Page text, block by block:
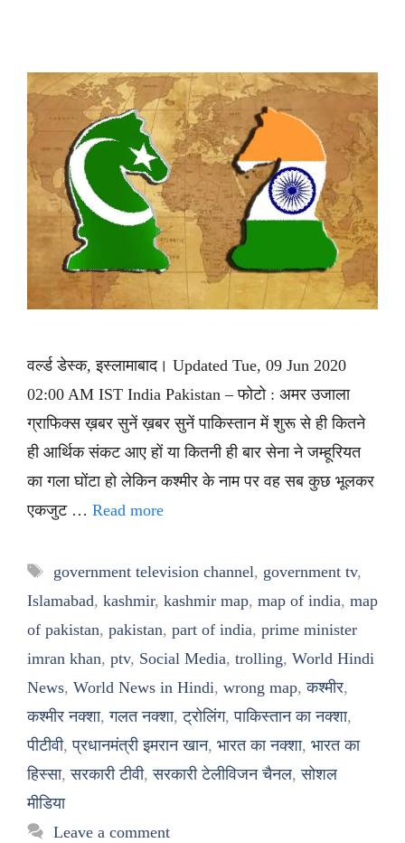
वर्ल्ड डेस्क, इस्लामाबाद। Updated Tue, 09 Jun 2020
02:00 AM IST India Pakistan – फोटो : अमर उजाला
ग्राफिक्स ख़बर सुनें ख़बर सुनें पाकिस्तान में शुरू से ही कितने
ही आर्थिक संकट आए हों या कितनी ही बार सेना ने जम्हूरियत
का गला घोंटा हो लेकिन कश्मीर के नाम पर वह सब कुछ भूलकर
एकजुट … Read more
Tags
government television channel, government tv,
Islamabad, kashmir, kashmir map, map of india, map
of pakistan, pakistan, part of india, prime minister
imran khan, ptv, Social Media, trolling, World Hindi
News, World News in Hindi, wrong map,कश्मीर,
कश्मीर नक्शा,गलत नक्शा,ट्रोलिंग,पाकिस्तान का नक्शा,
पीटीवी,प्रधानमंत्री इमरान खान, भारत का नक्शा, भारत का
हिस्सा,सरकारी टीवी,सरकारी टेलीविजन चैनल,सोशल
मीडिया
Leave a comment